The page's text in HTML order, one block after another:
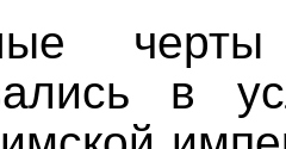
черты
в